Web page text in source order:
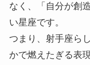
なく、「自分が創
い星座です。
つまり、射手座ら
かで燃えたぎる表